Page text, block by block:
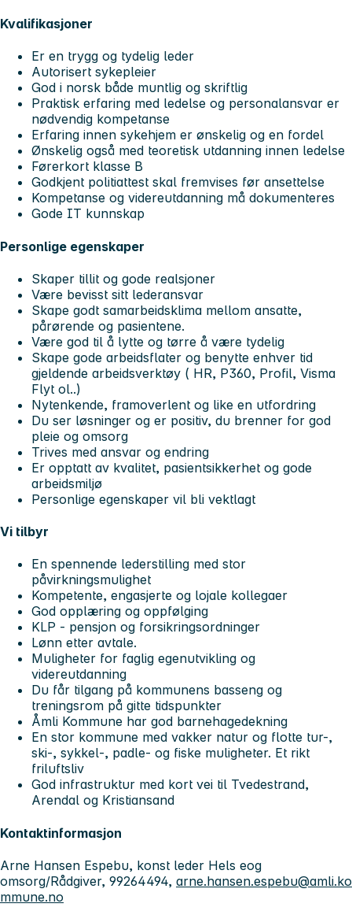
Kvalifikasjoner
Er en trygg og tydelig leder
Autorisert sykepleier
God i norsk både muntlig og skriftlig
Praktisk erfaring med ledelse og personalansvar er
nødvendig kompetanse
Erfaring innen sykehjem er ønskelig og en fordel
Ønskelig også med teoretisk utdanning innen ledelse
Førerkort klasse B
Godkjent politiattest skal fremvises før ansettelse
Kompetanse og videreutdanning må dokumenteres
Gode IT kunnskap
Personlige egenskaper
Skaper tillit og gode realsjoner
Være bevisst sitt lederansvar
Skape godt samarbeidsklima mellom ansatte,
pårørende og pasientene.
Være god til å lytte og tørre å være tydelig
Skape gode arbeidsflater og benytte enhver tid
gjeldende arbeidsverktøy ( HR, P360, Profil, Visma
Flyt ol..)
Nytenkende, framoverlent og like en utfordring
Du ser løsninger og er positiv, du brenner for god
pleie og omsorg
Trives med ansvar og endring
Er opptatt av kvalitet, pasientsikkerhet og gode
arbeidsmiljø
Personlige egenskaper vil bli vektlagt
Vi tilbyr
En spennende lederstilling med stor
påvirkningsmulighet
Kompetente, engasjerte og lojale kollegaer
God opplæring og oppfølging
KLP - pensjon og forsikringsordninger
Lønn etter avtale.
Muligheter for faglig egenutvikling og
videreutdanning
Du får tilgang på kommunens basseng og
treningsrom på gitte tidspunkter
Åmli Kommune har god barnehagedekning
En stor kommune med vakker natur og flotte tur-,
ski-, sykkel-, padle- og fiske muligheter. Et rikt
friluftsliv
God infrastruktur med kort vei til Tvedestrand,
Arendal og Kristiansand
Kontaktinformasjon
Arne Hansen Espebu, konst leder Hels eog
omsorg/Rådgiver, 99264494, arne.hansen.espebu@amli.ko
mmune.no